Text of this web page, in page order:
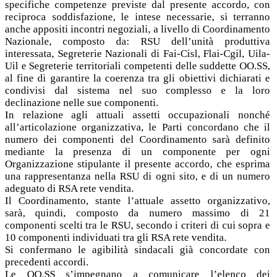
specifiche competenze previste dal presente accordo, con
reciproca soddisfazione, le intese necessarie, si terranno
anche appositi incontri negoziali, a livello di Coordinamento
Nazionale, composto da: RSU dell’unità produttiva
interessata, Segreterie Nazionali di Fai-Cisl, Flai-Cgil, Uila-
Uil e Segreterie territoriali competenti delle suddette OO.SS,
al fine di garantire la coerenza tra gli obiettivi dichiarati e
condivisi dal sistema nel suo complesso e la loro
declinazione nelle sue componenti.
In relazione agli attuali assetti occupazionali nonché
all’articolazione organizzativa, le Parti concordano che il
numero dei componenti del Coordinamento sarà definito
mediante la presenza di un componente per ogni
Organizzazione stipulante il presente accordo, che esprima
una rappresentanza nella RSU di ogni sito, e di un numero
adeguato di RSA rete vendita.
Il Coordinamento, stante l’attuale assetto organizzativo,
sarà, quindi, composto da numero massimo di 21
componenti scelti tra le RSU, secondo i criteri di cui sopra e
10 componenti individuati tra gli RSA rete vendita.
Si confermano le agibilità sindacali già concordate con
precedenti accordi.
Le OO.SS s’impegnano a comunicare l’elenco dei